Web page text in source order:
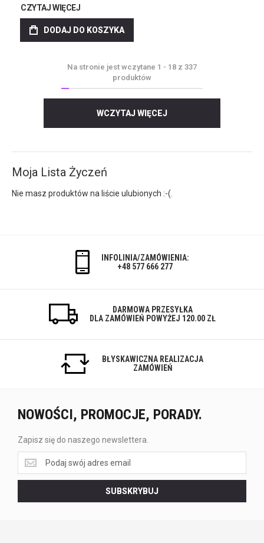
CZYTAJ WIĘCEJ
DODAJ DO KOSZYKA
Na stronie jest wczytane 1 - 18 z 337
produktów
WCZYTAJ WIĘCEJ
Moja Lista Życzeń
Nie masz produktów na liście ulubionych :-(.
INFOLINIA/ZAMÓWIENIA:
+48 577 666 277
DARMOWA PRZESYŁKA
DLA ZAMÓWIEŃ POWYŻEJ 120.00 ZŁ
BŁYSKAWICZNA REALIZACJA
ZAMÓWIEŃ
NOWOŚCI, PROMOCJE, PORADY.
Zapisz się do naszego newslettera.
Zapisz
się
do
newslettera.
SUBSKRYBUJ